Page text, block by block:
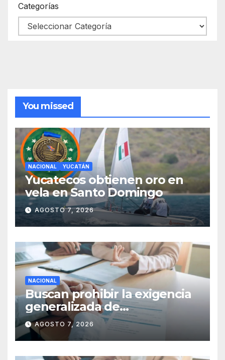
Categorías
You missed
NACIONAL YUCATÁN
Yucatecos obtienen oro en
vela en Santo Domingo
AGOSTO 7, 2026
NACIONAL
Buscan prohibir la exigencia
generalizada de
antecedentes penales para
obtener empleo en México
AGOSTO 7, 2026